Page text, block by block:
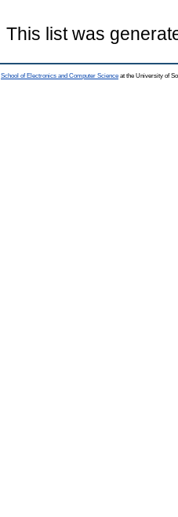
This list was
School of Electronics and Computer Science at the University of